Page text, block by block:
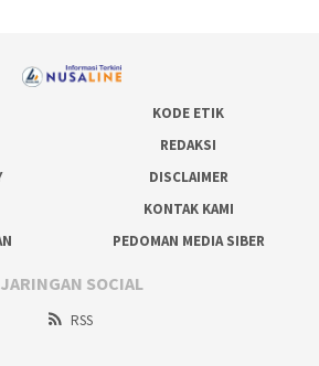
KODE ETIK
REDAKSI
DISCLAIMER
KONTAK KAMI
PEDOMAN MEDIA SIBER
JARINGAN SOCIAL
RSS